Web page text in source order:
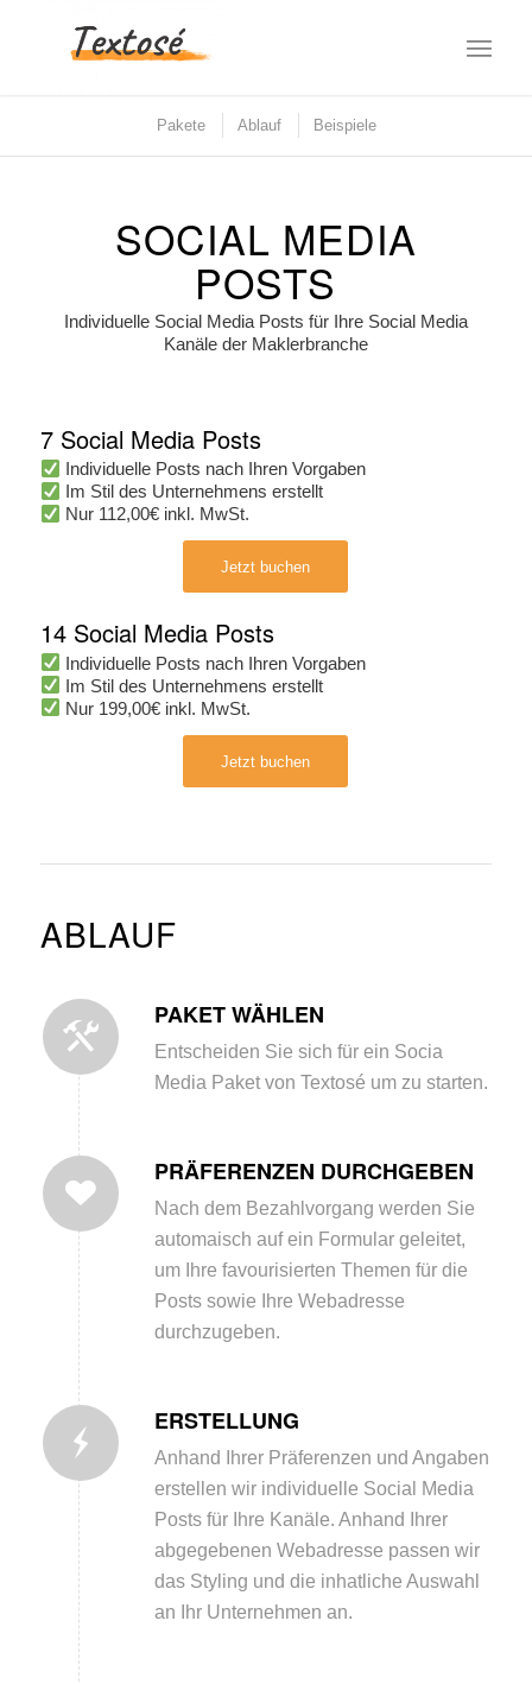
Pakete Ablauf Beispiele
SOCIAL MEDIA
POSTS
Individuelle Social Media Posts für Ihre Social Media
Kanäle der Maklerbranche
7 Social Media Posts
Individuelle Posts nach Ihren Vorgaben
Im Stil des Unternehmens erstellt
Nur 112,00€ inkl. MwSt.
Jetzt buchen
14 Social Media Posts
Individuelle Posts nach Ihren Vorgaben
Im Stil des Unternehmens erstellt
Nur 199,00€ inkl. MwSt.
Jetzt buchen
ABLAUF
PAKET WÄHLEN
Entscheiden Sie sich für ein Socia
Media Paket von Textosé um zu starten.
PRÄFERENZEN DURCHGEBEN
Nach dem Bezahlvorgang werden Sie
automaisch auf ein Formular geleitet,
um Ihre favourisierten Themen für die
Posts sowie Ihre Webadresse
durchzugeben.
ERSTELLUNG
Anhand Ihrer Präferenzen und Angaben
erstellen wir individuelle Social Media
Posts für Ihre Kanäle. Anhand Ihrer
abgegebenen Webadresse passen wir
das Styling und die inhatliche Auswahl
an Ihr Unternehmen an.